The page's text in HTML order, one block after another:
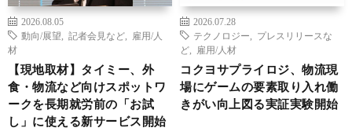
2026.08.05
動向/展望
記者会見など
雇用/人
材
【現地取材】タイミー、外
食・物流など向けスポットワ
ークを長期就労前の「お試
し」に使える新サービス開始
2026.07.28
テクノロジー
プレスリリースな
ど
雇用/人材
コクヨサプライロジ、物流現
場にゲームの要素取り入れ働
きがい向上図る実証実験開始